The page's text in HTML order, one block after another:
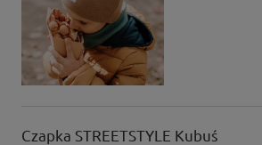
Czapka STREETSTYLE Kubuś